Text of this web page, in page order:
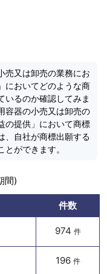
売又は卸売の業務にお
においてどのような商
いるのか確認してみま
容器の小売又は卸売の
の提供」において商標
、自社が商標出願する
ができます。
間)
件数
974 件
196 件